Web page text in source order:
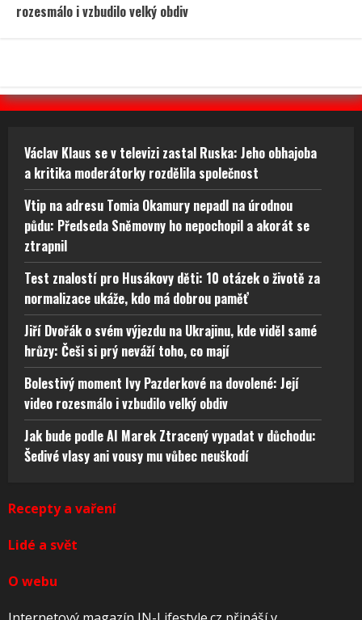
rozesmálo i vzbudilo velký obdiv
Václav Klaus se v televizi zastal Ruska: Jeho obhajoba
a kritika moderátorky rozdělila společnost
Vtip na adresu Tomia Okamury nepadl na úrodnou
půdu: Předseda Sněmovny ho nepochopil a akorát se
ztrapnil
Test znalostí pro Husákovy děti: 10 otázek o životě za
normalizace ukáže, kdo má dobrou paměť
Jiří Dvořák o svém výjezdu na Ukrajinu, kde viděl samé
hrůzy: Češi si prý neváží toho, co mají
Bolestivý moment Ivy Pazderkové na dovolené: Její
video rozesmálo i vzbudilo velký obdiv
Jak bude podle AI Marek Ztracený vypadat v důchodu:
Šedivé vlasy ani vousy mu vůbec neuškodí
Recepty a vaření
Lidé a svět
O webu